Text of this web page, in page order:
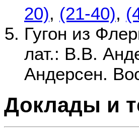
20), (21-40),
Гугон из
лат.: В.В.
Андерсен.
Доклады и